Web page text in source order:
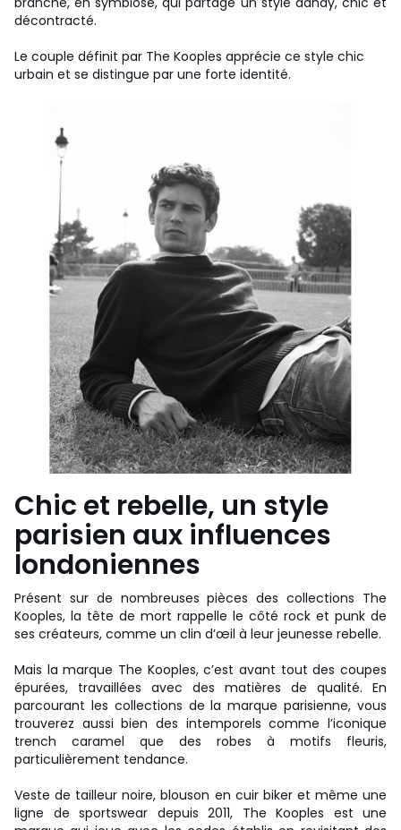
décontracté.
Le couple définit par The Kooples apprécie ce style chic
urbain et se distingue par une forte identité.
Chic et rebelle, un style
parisien aux influences
londoniennes
Présent sur de nombreuses pièces des collections The
Kooples, la tête de mort rappelle le côté rock et punk de
ses créateurs, comme un clin d’œil à leur jeunesse rebelle.
Mais la marque The Kooples, c’est avant tout des coupes
épurées, travaillées avec des matières de qualité. En
parcourant les collections de la marque parisienne, vous
trouverez aussi bien des intemporels comme l’iconique
trench caramel que des robes à motifs fleuris,
particulièrement tendance.
Veste de tailleur noire, blouson en cuir biker et même une
ligne de sportswear depuis 2011, The Kooples est une